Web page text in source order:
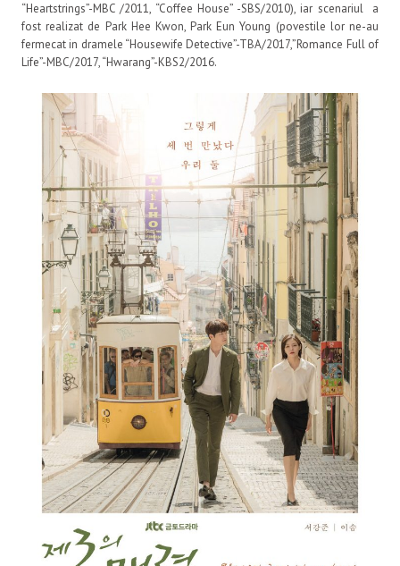
“Heartstrings”-MBC /2011, “Coffee House” -SBS/2010), iar scenariul a
fost realizat de Park Hee Kwon, Park Eun Young (povestile lor ne-au
fermecat in dramele “Housewife Detective”-TBA/2017,”Romance Full of
Life”-MBC/2017, “Hwarang”-KBS2/2016.